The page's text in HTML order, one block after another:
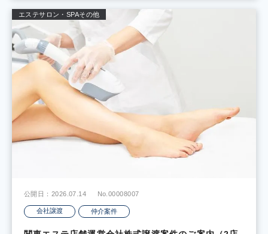
エステサロン・SPAその他
公開日：2026.07.14 No.00008007
会社譲渡 仲介案件